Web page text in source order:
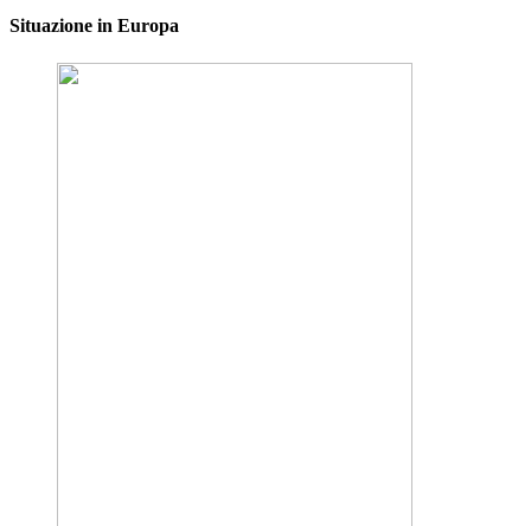
Situazione in Europa